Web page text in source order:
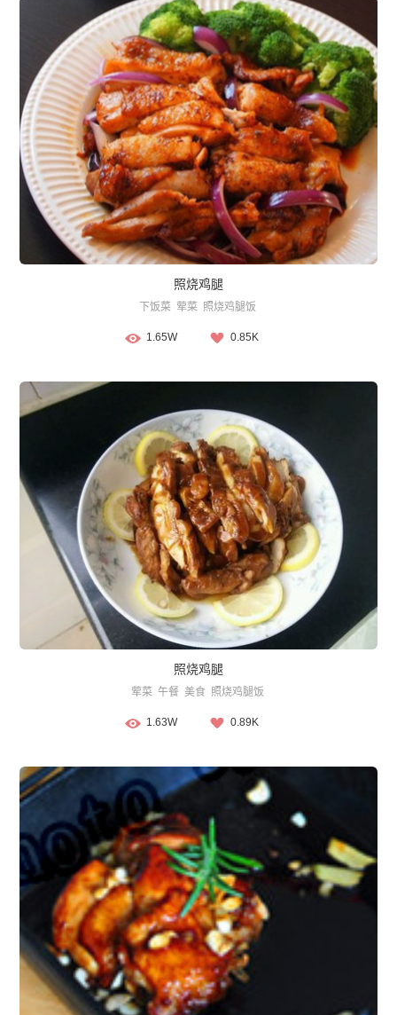
照烧鸡腿
下饭菜 荤菜 照烧鸡腿饭
1.65W 0.85K
照烧鸡腿
荤菜 午餐 美食 照烧鸡腿饭
1.63W 0.89K